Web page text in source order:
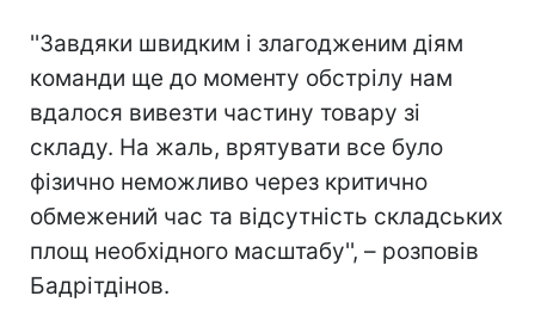
''Завдяки швидким і злагодженим діям
команди ще до моменту обстрілу нам
вдалося вивезти частину товару зі
складу. На жаль, врятувати все було
фізично неможливо через критично
обмежений час та відсутність складських
площ необхідного масштабу'', – розповів
Бадрітдінов.